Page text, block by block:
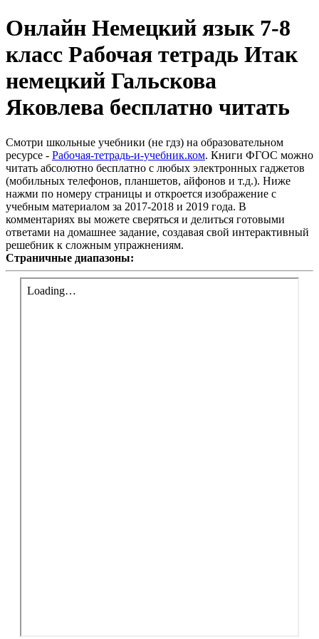
Онлайн Немецкий язык 7-8
класс Рабочая тетрадь Итак
немецкий Гальскова
Яковлева бесплатно читать
Смотри школьные учебники (не гдз) на образовательном
ресурсе - Рабочая-тетрадь-и-учебник.ком. Книги ФГОС можно
читать абсолютно бесплатно с любых электронных гаджетов
(мобильных телефонов, планшетов, айфонов и т.д.). Ниже
нажми по номеру страницы и откроется изображение с
учебным материалом за 2017-2018 и 2019 года. В
комментариях вы можете сверяться и делиться готовыми
ответами на домашнее задание, создавая свой интерактивный
решебник к сложным упражнениям.
Страничные диапазоны: